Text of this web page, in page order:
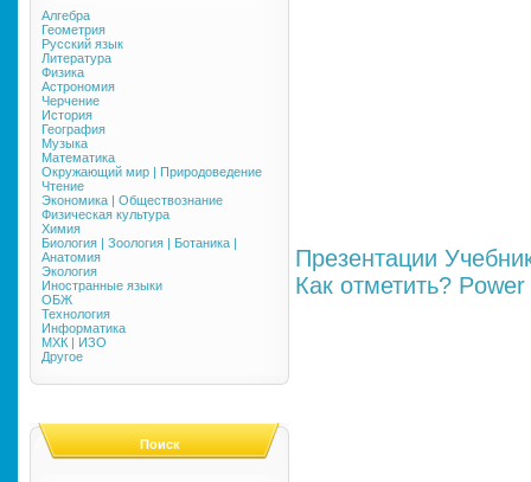
Алгебра
Геометрия
Русский язык
Литература
Физика
Астрономия
Черчение
История
География
Музыка
Математика
Окружающий мир | Природоведение
Чтение
Экономика | Обществознание
Физическая культура
Химия
Биология | Зоология | Ботаника |
Анатомия
Экология
Иностранные языки
ОБЖ
Технология
Информатика
МХК | ИЗО
Другое
Поиск
Презентации
Как отметить?